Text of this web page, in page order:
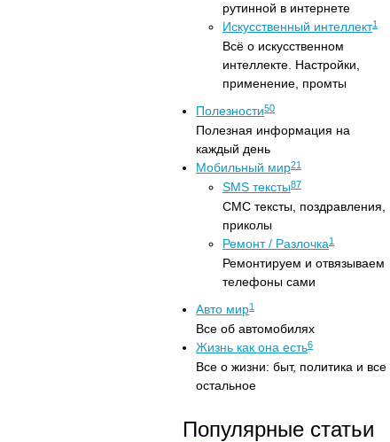
рутинной в интернете
Искусственный интеллект1
Всё о искусственном
интеллекте. Настройки,
применение, промты
Полезности50
Полезная информация на
каждый день
Мобильный мир21
SMS тексты87
СМС тексты, поздравления,
приколы
Ремонт / Разлочка1
Ремонтируем и отвязываем
телефоны сами
Авто мир1
Все об автомобилях
Жизнь как она есть6
Все о жизни: быт, политика и все
остальное
Популярные статьи